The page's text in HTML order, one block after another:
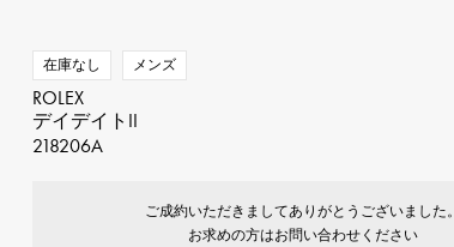
PATEK PHILIPPE
パテック・フィリップ
VACHERON CONSTANTIN
ヴァシュロン・コンスタンタン
PANERAI
パネライ
YOBIKO
ヨビコ
eclat
在庫なし メンズ
ROLEX
デイデイトII
218206A
ご成約いただきましてありがとうございました。
お求めの方はお問い合わせください